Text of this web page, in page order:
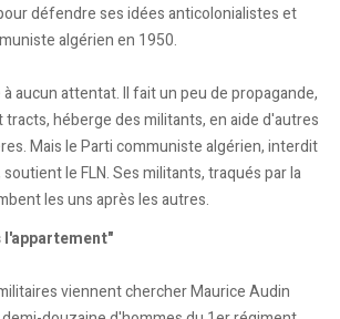
défendre ses idées anticolonialistes et
algérien en 1950.
à aucun attentat. Il fait un peu de propagande,
héberge des militants, en aide d'autres
Mais le Parti communiste algérien, interdit
le FLN. Ses militants, traqués par la
les uns après les autres.
l'appartement"
viennent chercher Maurice Audin